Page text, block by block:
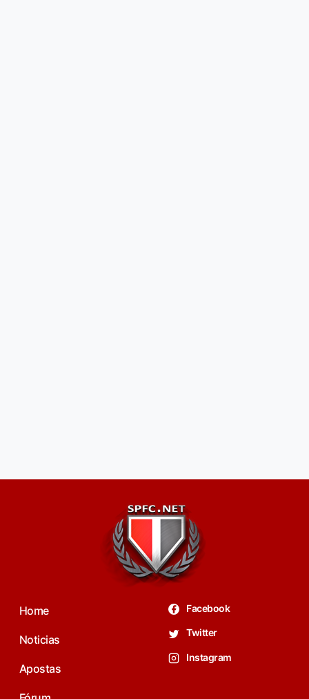
Home
Noticias
Apostas
Facebook
Twitter
Instagram